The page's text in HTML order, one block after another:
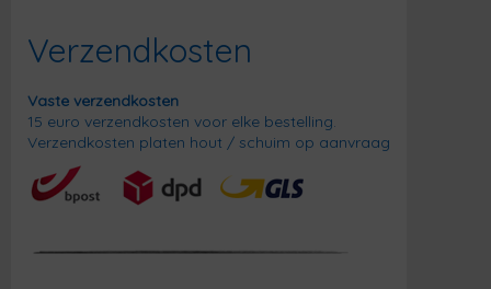
Verzendkosten
Vaste verzendkosten
15 euro verzendkosten voor elke bestelling.
Verzendkosten platen hout / schuim op aanvraag